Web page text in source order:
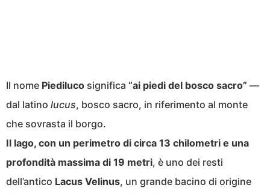
Il nome Piediluco significa “ai piedi del bosco sacro” —
dal latino lucus, bosco sacro, in riferimento al monte
che sovrasta il borgo.
Il lago, con un perimetro di circa 13 chilometri e una
profondità massima di 19 metri, è uno dei resti
dell’antico Lacus Velinus, un grande bacino di origine